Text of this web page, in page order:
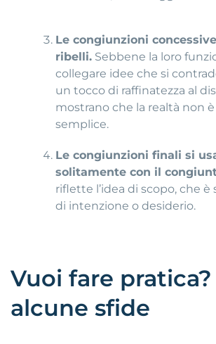
Le congiunzioni
ribelli. Sebbene la loro
collegare idee che si
un tocco di raffinatezza al
mostrano che la realtà non
semplice.
Le congiunzioni finali si
solitamente con il
riflette l’idea di scopo, che è
di intenzione o desiderio.
Vuoi fare
alcune sfide